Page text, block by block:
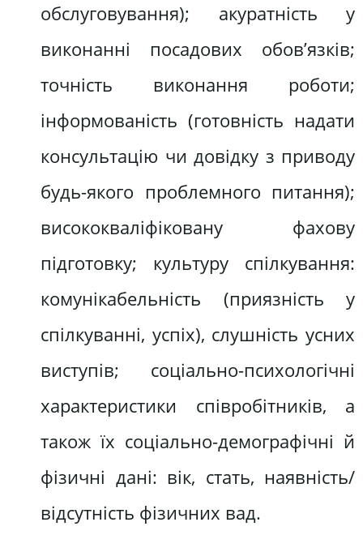
обслуговування); акуратність у
виконанні посадових обов’язків;
точність виконання роботи;
інформованість (готовність надати
консультацію чи довідку з приводу
будь-якого проблемного питання);
висококваліфіковану фахову
підготовку; культуру спілкування:
комунікабельність (приязність у
спілкуванні, успіх), слушність усних
виступів; соціально-психологічні
характеристики співробітників, а
також їх соціально-демографічні й
фізичні дані: вік, стать, наявність/
відсутність фізичних вад.